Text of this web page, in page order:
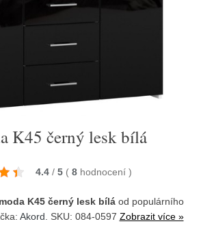
K45 černý lesk bílá
4.4 / 5 ( 8 hodnocení )
K45 černý lesk bíláod populárního
Akord . SKU: 084-0597 Zobrazit více »